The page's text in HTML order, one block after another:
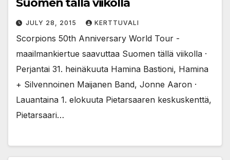
JULY 28, 2015 KERTTUVALI
Scorpions 50th Anniversary World Tour -
maailmankiertue saavuttaa Suomen tällä viikolla ·
Perjantai 31. heinäkuuta Hamina Bastioni, Hamina
+ Silvennoinen Maijanen Band, Jonne Aaron ·
Lauantaina 1. elokuuta Pietarsaaren keskuskenttä,
Pietarsaari…